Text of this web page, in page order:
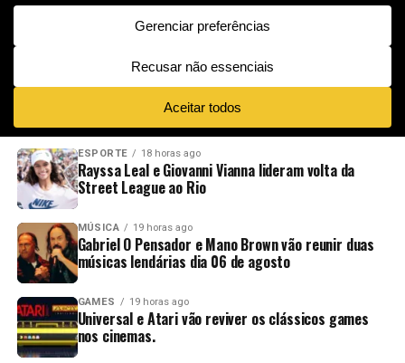
NOVIDADES EM ALTA VÍDEOS
ESPORTE 18 horas ago
Rayssa Leal e Giovanni Vianna lideram volta da
Street League ao Rio
MÚSICA 19 horas ago
Gabriel O Pensador e Mano Brown vão reunir duas
músicas lendárias dia 06 de agosto
GAMES 19 horas ago
Universal e Atari vão reviver os clássicos games
nos cinemas.